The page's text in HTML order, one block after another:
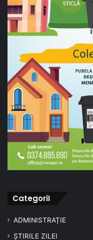
CategoriI
ADMINISTRAȚIE
ȘTIRILE ZILEI